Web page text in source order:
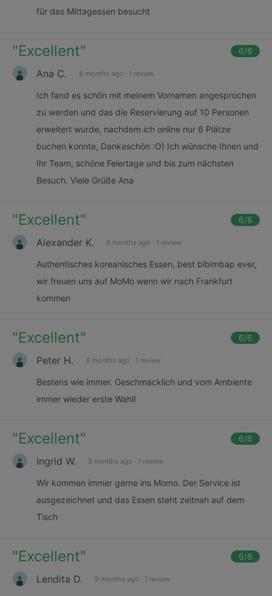
für das Mittagessen besucht
"Excellent" 6/6
Ana C. 8 months ago · 1 review
Ich fand es schön mit meinem Vornamen angesprochen
zu werden und das die Reservierung auf 10 Personen
erweitert wurde, nachdem ich online nur 6 Plätze
buchen konnte, Dankeschön :O) Ich wünsche Ihnen und
Ihr Team, schöne Feiertage und bis zum nächsten
Besuch. Viele Grüße Ana
"Excellent" 6/6
Alexander K. 8 months ago · 1 review
Authentisches koreanisches Essen, best bibimbap ever,
wir freuen uns auf MoMo wenn wir nach Frankfurt
kommen
"Excellent" 6/6
Peter H. 8 months ago · 1 review
Bestens wie immer. Geschmacklich und vom Ambiente
immer wieder erste Wahl!
"Excellent" 6/6
Ingrid W. 8 months ago · 1 review
Wir kommen immer gerne ins Momo. Der Service ist
ausgezeichnet und das Essen steht zeitnah auf dem
Tisch
"Excellent" 6/6
Lendita D. 9 months ago · 1 review